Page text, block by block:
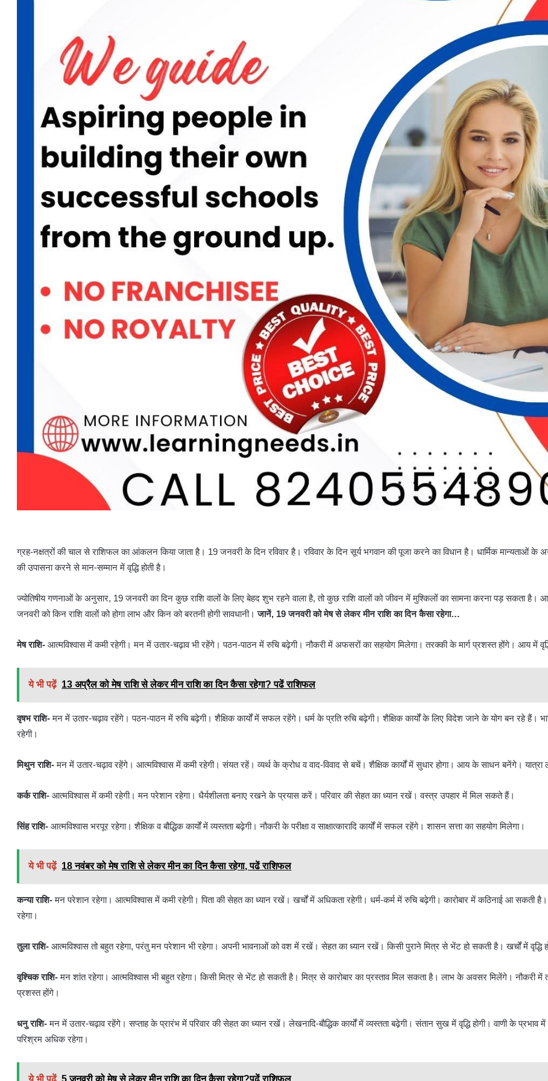
ग्रह-नक्षत्रों की चाल से राशिफल का आंकलन किया जाता है। 19 जनवरी के दिन रविवार है। रविवार के दिन सूर्य भगवान की पूजा करने का विधान है। धार्मिक मान्यताओं के
की उपासना करने से मान-सम्मान में वृद्धि होती है।
ज्योतिषीय गणनाओं के अनुसार, 19 जनवरी का दिन कुछ राशि वालों के लिए बेहद शुभ रहने वाला है, तो कुछ राशि वालों को जीवन में मुश्किलों का सामना करना पड़ सकता है।
जनवरी को किन राशि वालों को होगा लाभ और किन को बरतनी होगी सावधानी।जानें, 19 जनवरी को मेष से लेकर मीन राशि का दिन कैसा रहेगा…
मेष राशि-आत्मविश्वास में कमी रहेगी। मन में उतार-चढ़ाव भी रहेंगे। पठन-पाठन में रुचि बढ़ेगी। नौकरी में अफसरों का सहयोग मिलेगा। तरक्की के मार्ग प्रशस्त होंगे। आय में
ये भी पढ़ें 13 अप्रैल को मेष राशि से लेकर मीन राशि का दिन कैसा रहेगा? पढें राशिफल
वृषभ राशि-मन में उतार-चढ़ाव रहेंगे। पठन-पाठन में रुचि बढ़ेगी। शैक्षिक कार्यों में सफल रहेंगे। धर्म के प्रति रुचि बढ़ेगी। शैक्षिक कार्यों के लिए विदेश जाने के योग बन रहे हैं।
रहेगी।
मिथुन राशि-मन में उतार-चढ़ाव रहेंगे। आत्मविश्वास में कमी रहेगी। संयत रहें। व्यर्थ के क्रोध व वाद-विवाद से बचें। शैक्षिक कार्यों में सुधार होगा। आय के साधन बनेंगे। यात्रा
कर्क राशि-आत्मविश्वास में कमी रहेगी। मन परेशान रहेगा। धैर्यशीलता बनाए रखने के प्रयास करें। परिवार की सेहत का ध्यान रखें। वस्त्र उपहार में मिल सकते हैं।
सिंह राशि-आत्मविश्वास भरपूर रहेगा। शैक्षिक व बौद्धिक कार्यों में व्यस्तता बढ़ेगी। नौकरी के परीक्षा व साक्षात्कारादि कार्यों में सफल रहेंगे। शासन सत्ता का सहयोग मिलेगा।
ये भी पढ़ें 18 नवंबर को मेष राशि से लेकर मीन का दिन कैसा रहेगा, पढें राशिफल
कन्या राशि-मन परेशान रहेगा। आत्मविश्वास में कमी रहेगी। पिता की सेहत का ध्यान रखें। खर्चों में अधिकता रहेगी। धर्म-कर्म में रुचि बढ़ेगी। कारोबार में कठिनाई आ सकती
रहेगा।
तुला राशि-आत्मविश्वास तो बहुत रहेगा, परंतु मन परेशान भी रहेगा। अपनी भावनाओं को वश में रखें। सेहत का ध्यान रखें। किसी पुराने मित्र से भेंट हो सकती है। खर्चों में वृद्धि
वृश्चिक राशि-मन शांत रहेगा। आत्मविश्वास भी बहुत रहेगा। किसी मित्र से भेंट हो सकती है। मित्र से कारोबार का प्रस्ताव मिल सकता है। लाभ के अवसर मिलेंगे। नौकरी में
प्रशस्त होंगे।
धनु राशि-मन में उतार-चढ़ाव रहेंगे। सप्ताह के प्रारंभ में परिवार की सेहत का ध्यान रखें। लेखनादि-बौद्धिक कार्यों में व्यस्तता बढ़ेगी। संतान सुख में वृद्धि होगी। वाणी के प्रभाव में
परिश्रम अधिक रहेगा।